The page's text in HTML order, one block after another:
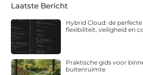
Laatste Bericht
Hybrid Cloud: de
flexibiliteit, veiligheid en
Praktische gids voor
buitenruimte